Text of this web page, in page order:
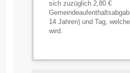
sich zuzüglich 2,80 €
14 Jahren) und Tag,
wird.